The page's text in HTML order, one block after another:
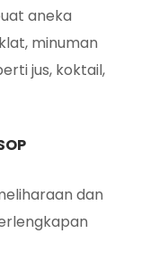
aneka
minuman
jus, koktail,
dan